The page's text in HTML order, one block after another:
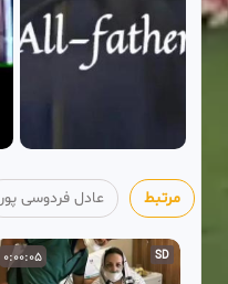
مرتبط عادل فردوسی پور
SD
0:00:05